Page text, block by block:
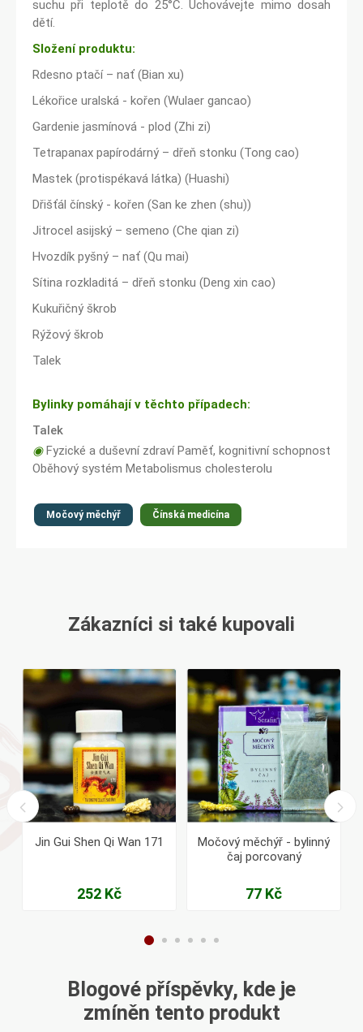
suchu při teplotě do 25°C. Uchovávejte mimo dosah
dětí.
Složení produktu:
Rdesno ptačí – nať (Bian xu)
Lékořice uralská - kořen (Wulaer gancao)
Gardenie jasmínová - plod (Zhi zi)
Tetrapanax papírodárný – dřeň stonku (Tong cao)
Mastek (protispékavá látka) (Huashi)
Dřišťál čínský - kořen (San ke zhen (shu))
Jitrocel asijský – semeno (Che qian zi)
Hvozdík pyšný – nať (Qu mai)
Sítina rozkladitá – dřeň stonku (Deng xin cao)
Kukuřičný škrob
Rýžový škrob
Talek
Bylinky pomáhají v těchto případech:
Talek
◉Fyzické a duševní zdraví Paměť, kognitivní schopnost
Oběhový systém Metabolismus cholesterolu
Močový měchýř Čínská medicína
Zákazníci si také kupovali
Jin Gui Shen Qi Wan 171
252 Kč
Močový měchýř - bylinný
čaj porcovaný
77 Kč
Blogové příspěvky, kde je
zmíněn tento produkt